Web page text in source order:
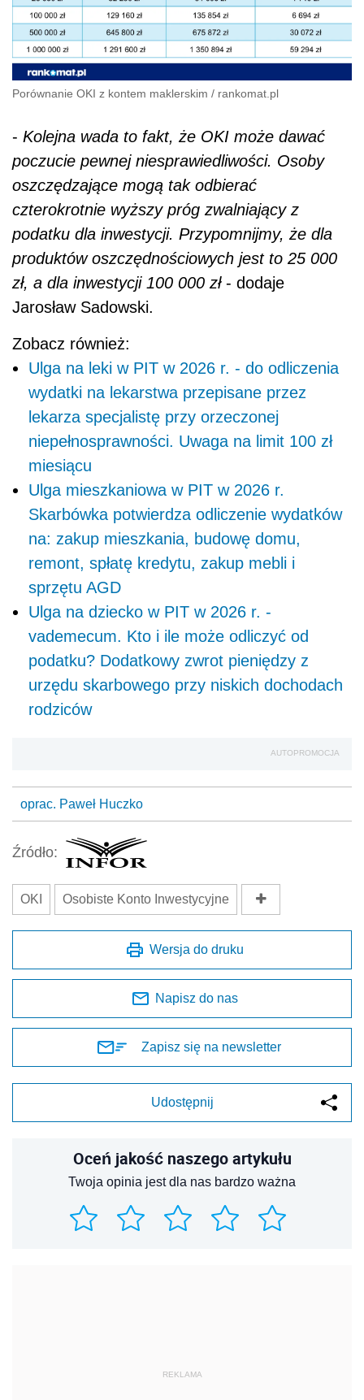
Porównanie OKI z kontem maklerskim / rankomat.pl
- Kolejna wada to fakt, że OKI może dawać
poczucie pewnej niesprawiedliwości. Osoby
oszczędzające mogą tak odbierać
czterokrotnie wyższy próg zwalniający z
podatku dla inwestycji. Przypomnijmy, że dla
produktów oszczędnościowych jest to 25 000
zł, a dla inwestycji 100 000 zł- dodaje
Jarosław Sadowski.
Zobacz również:
Ulga na leki w PIT w 2026 r. - do odliczenia
wydatki na lekarstwa przepisane przez
lekarza specjalistę przy orzeczonej
niepełnosprawności. Uwaga na limit 100 zł
miesiącu
Ulga mieszkaniowa w PIT w 2026 r.
Skarbówka potwierdza odliczenie wydatków
na: zakup mieszkania, budowę domu,
remont, spłatę kredytu, zakup mebli i
sprzętu AGD
Ulga na dziecko w PIT w 2026 r. -
vademecum. Kto i ile może odliczyć od
podatku? Dodatkowy zwrot pieniędzy z
urzędu skarbowego przy niskich dochodach
rodziców
AUTOPROMOCJA
oprac. Paweł Huczko
Źródło:
OKI Osobiste Konto Inwestycyjne
Wersja do druku
Napisz do nas
Zapisz się na newsletter
Udostępnij
Oceń jakość naszego artykułu
Twoja opinia jest dla nas bardzo ważna
REKLAMA